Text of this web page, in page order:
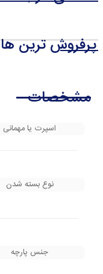
پرفروش ترین ها
مشخصات
اسپرت یا مهمانی
نوع بسته شدن
جنس پارچه